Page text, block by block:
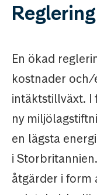
Reglering
En ökad
kostnader
intäktstillväxt. I
ny
en lägsta
i
åtgärder i form